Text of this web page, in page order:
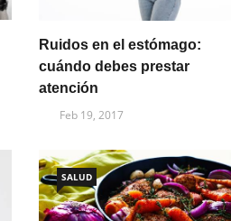
Ruidos en el estómago:
cuándo debes prestar
atención
Feb 19, 2017
SALUD